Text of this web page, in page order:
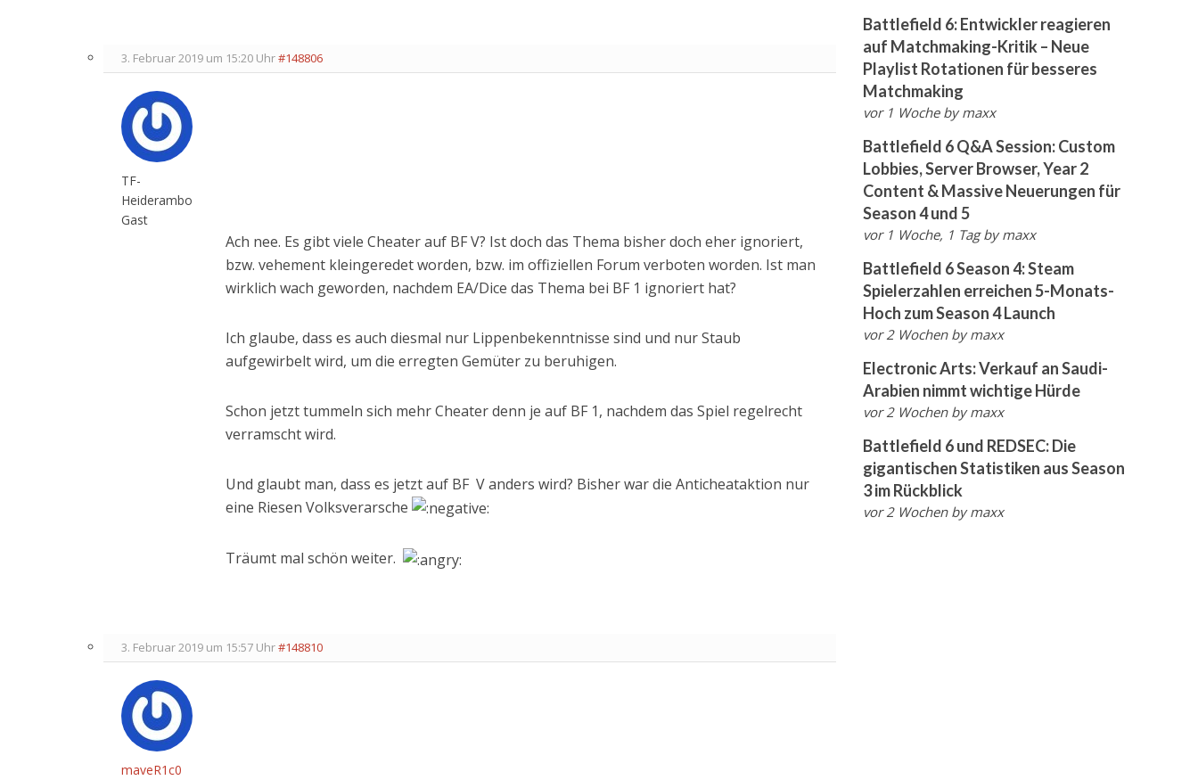
3. Februar 2019 um 15:20 Uhr#148806
TF-
Heiderambo
Gast
Ach nee. Es gibt viele Cheater auf BF V? Ist doch das Thema bisher doch eher ignoriert,
bzw. vehement kleingeredet worden, bzw. im offiziellen Forum verboten worden. Ist man
wirklich wach geworden, nachdem EA/Dice das Thema bei BF 1 ignoriert hat?
Ich glaube, dass es auch diesmal nur Lippenbekenntnisse sind und nur Staub
aufgewirbelt wird, um die erregten Gemüter zu beruhigen.
Schon jetzt tummeln sich mehr Cheater denn je auf BF 1, nachdem das Spiel regelrecht
verramscht wird.
Und glaubt man, dass es jetzt auf BF V anders wird? Bisher war die Anticheataktion nur
eine Riesen Volksverarsche
Träumt mal schön weiter.
3. Februar 2019 um 15:57 Uhr#148810
maveR1c0
Battlefield 6: Entwickler reagieren
auf Matchmaking-Kritik – Neue
Playlist Rotationen für besseres
Matchmaking
vor 1 Woche bymaxx
Battlefield 6 Q&A Session: Custom
Lobbies, Server Browser, Year 2
Content & Massive Neuerungen für
Season 4 und 5
vor 1 Woche, 1 Tag bymaxx
Battlefield 6 Season 4: Steam
Spielerzahlen erreichen 5-Monats-
Hoch zum Season 4 Launch
vor 2 Wochen bymaxx
Electronic Arts: Verkauf an Saudi-
Arabien nimmt wichtige Hürde
vor 2 Wochen bymaxx
Battlefield 6 und REDSEC: Die
gigantischen Statistiken aus Season
3 im Rückblick
vor 2 Wochen bymaxx